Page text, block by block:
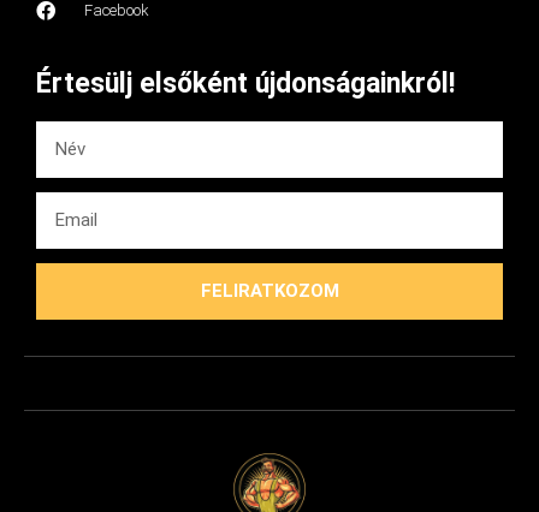
Facebook
Értesülj elsőként újdonságainkról!
FELIRATKOZOM